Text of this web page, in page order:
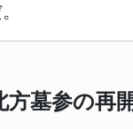
方墓参の再